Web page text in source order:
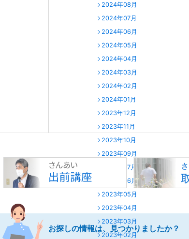
2024年08月
2024年07月
2024年06月
2024年05月
2024年04月
2024年03月
2024年02月
2024年01月
2023年12月
2023年11月
2023年10月
2023年09月
2023年07月
2023年06月
2023年05月
2023年04月
2023年03月
2023年02月
お探しの情報は、見つかりましたか？